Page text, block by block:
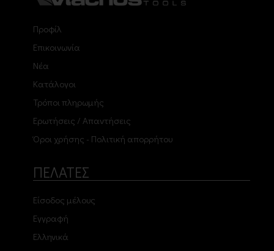
Προφίλ
Επικοινωνία
Νέα
Κατάλογοι
Τρόποι πληρωμής
Ερωτήσεις / Απαντήσεις
Όροι χρήσης - Πολιτική απορρήτου
ΠΕΛΑΤΕΣ
Είσοδος μέλους
Εγγραφή
Ελληνικά